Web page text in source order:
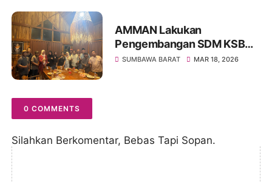
AMMAN Lakukan
Pengembangan SDM KSB
Melalui Program Beasiswa
SUMBAWA BARAT MAR 18, 2026
0 COMMENTS
Silahkan Berkomentar, Bebas Tapi Sopan.